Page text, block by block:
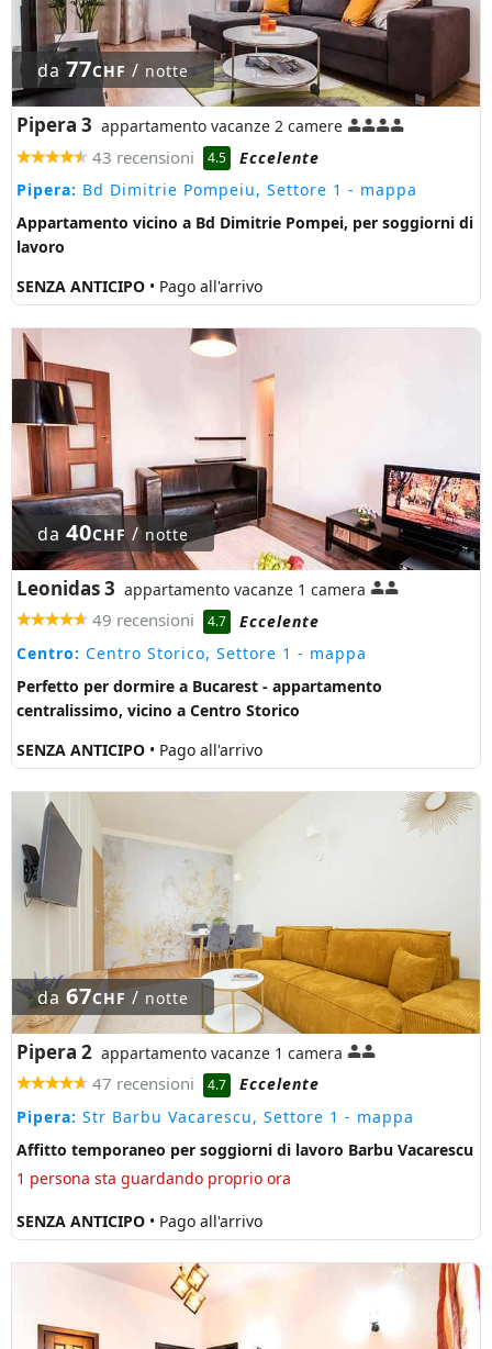
da77CHF / notte
Pipera 3 appartamento vacanze 2 camere
43 recensioni 4.5
Eccelente
Pipera: Bd Dimitrie Pompeiu, Settore 1 - mappa
Appartamento vicino a Bd Dimitrie Pompei, per soggiorni di
lavoro
SENZA ANTICIPO • Pago all'arrivo
da 40CHF/ notte
Leonidas 3 appartamento vacanze 1 camera
49 recensioni 4.7
Eccelente
Centro: Centro Storico, Settore 1 - mappa
Perfetto per dormire a Bucarest - appartamento
centralissimo, vicino a Centro Storico
SENZA ANTICIPO • Pago all'arrivo
da 67CHF / notte
Pipera 2 appartamento vacanze 1 camera
47 recensioni 4.7
Eccelente
Pipera: Str Barbu Vacarescu, Settore 1 - mappa
Affitto temporaneo per soggiorni di lavoro Barbu Vacarescu
1 persona sta guardando proprio ora
SENZA ANTICIPO • Pago all'arrivo